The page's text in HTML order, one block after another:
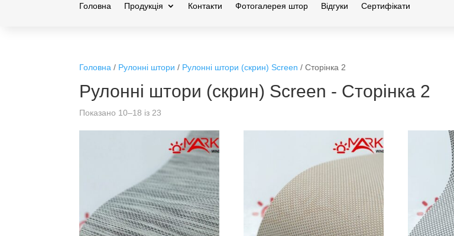
Головна Продукція Контакти Фотогалерея штор Відгуки Cертифікати
Головна / Рулонні штори / Рулонні штори (скрин) Screen / Сторінка 2
Рулонні штори (скрин) Screen - Сторінка 2
Показано 10–18 із 23